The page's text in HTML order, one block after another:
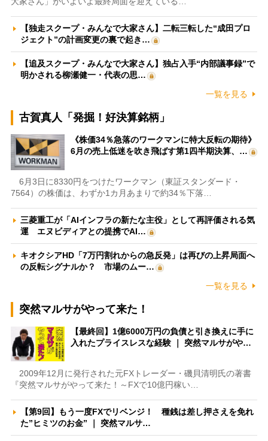
【独走スクープ・みんなで大家さん】二転三転した“成田プロ
ジェクト”の計画変更の裏で起き…
【追及スクープ・みんなで大家さん】独占入手“内部議事録”で
明かされる柳瀬健一・代表の思…
一覧を見る
古賀真人「発掘！好決算銘柄」
《株価34％急落のワークマンに特大反転の期待》
6月の売上低迷を吹き飛ばす第1四半期決算、…
6月3日に8330円をつけたワークマン（東証スタンダード・
7564）の株価は、わずか1カ月あまりで約34％下落…
三菱重工が「AIインフラの新たな主役」として再評価される気
運 エヌビディアとの提携でAI…
キオクシアHD「7万円割れからの急反発」は再びの上昇局面へ
の反転シグナルか？ 市場のムー…
一覧を見る
突然マルサがやって来た！
【最終回】1億6000万円の負債と引き換えに手に
入れたプライスレスな経験 ｜ 突然マルサがや…
2009年12月に発行された元FXトレーダー・磯貝清明氏の著書
『突然マルサがやって来た！～FXで10億円稼い…
【第9回】もう一度FXでリベンジ！ 種銭は差し押さえを免れ
た”ヒミツのお金” ｜ 突然マルサ…